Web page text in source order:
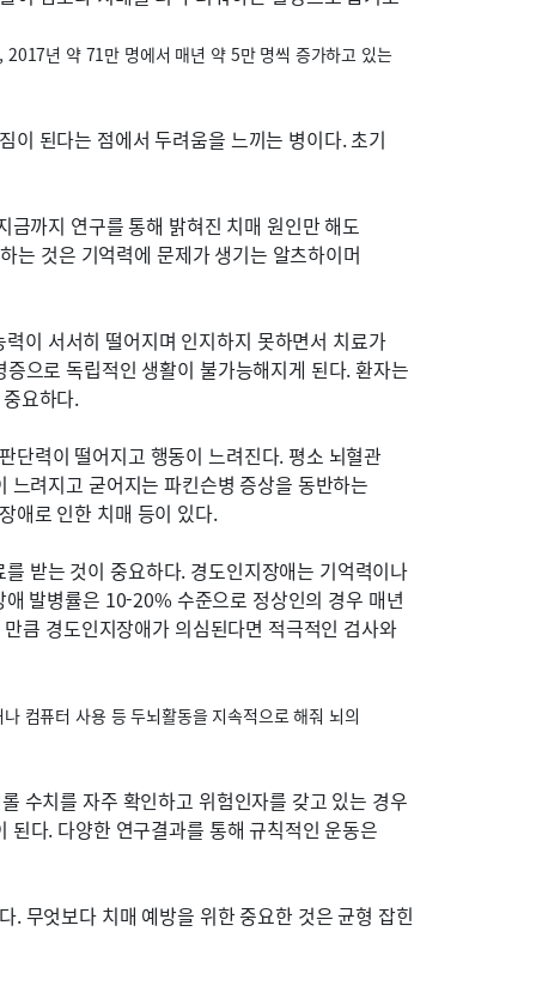
년 약 71만 명에서 매년 약 5만 명씩 증가하고 있는
이 된다는 점에서 두려움을 느끼는 병이다. 초기
금까지 연구를 통해 밝혀진 치매 원인만 해도
는 것은 기억력에 문제가 생기는 알츠하이머
이 서서히 떨어지며 인지하지 못하면서 치료가
으로 독립적인 생활이 불가능해지게 된다. 환자는
요하다.
단력이 떨어지고 행동이 느려진다. 평소 뇌혈관
려지고 굳어지는 파킨슨병 증상을 동반하는
애로 인한 치매 등이 있다.
받는 것이 중요하다. 경도인지장애는 기억력이나
발병률은 10-20% 수준으로 정상인의 경우 매년
큼 경도인지장애가 의심된다면 적극적인 검사와
컴퓨터 사용 등 두뇌활동을 지속적으로 해줘 뇌의
수치를 자주 확인하고 위험인자를 갖고 있는 경우
다. 다양한 연구결과를 통해 규칙적인 운동은
. 무엇보다 치매 예방을 위한 중요한 것은 균형 잡힌